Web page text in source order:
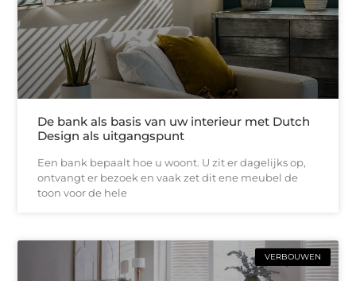
De bank als basis van uw interieur met Dutch
Design als uitgangspunt
Een bank bepaalt hoe u woont. U zit er dagelijks op,
ontvangt er bezoek en vaak zet dit ene meubel de
toon voor de hele
VERBOUWEN